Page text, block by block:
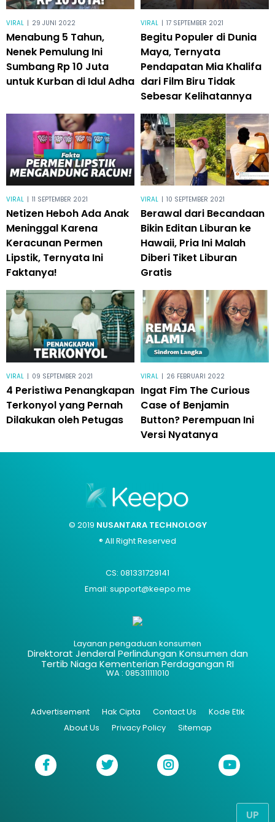
VIRAL | 29 JUNI 2022
Menabung 5 Tahun,
Nenek Pemulung Ini
Sumbang Rp 10 Juta
untuk Kurban di Idul Adha
VIRAL | 17 SEPTEMBER 2021
Begitu Populer di Dunia
Maya, Ternyata
Pendapatan Mia Khalifa
dari Film Biru Tidak
Sebesar Kelihatannya
VIRAL | 11 SEPTEMBER 2021
Netizen Heboh Ada Anak
Meninggal Karena
Keracunan Permen
Lipstik, Ternyata Ini
Faktanya!
VIRAL | 10 SEPTEMBER 2021
Berawal dari Becandaan
Bikin Editan Liburan ke
Hawaii, Pria Ini Malah
Diberi Tiket Liburan
Gratis
VIRAL | 09 SEPTEMBER 2021
4 Peristiwa Penangkapan
Terkonyol yang Pernah
Dilakukan oleh Petugas
VIRAL | 26 FEBRUARI 2022
Ingat Fim The Curious
Case of Benjamin
Button? Perempuan Ini
Versi Nyatanya
UP
© 2019 NUSANTARA TECHNOLOGY
® All Right Reserved
CS: 081331729141
Email: support@keepo.me
Layanan pengaduan konsumen
Direktorat Jenderal Perlindungan Konsumen dan
Tertib Niaga Kementerian Perdagangan RI
WA : 085311111010
Advertisement Hak Cipta Contact Us
Kode Etik
About Us
Privacy Policy Sitemap